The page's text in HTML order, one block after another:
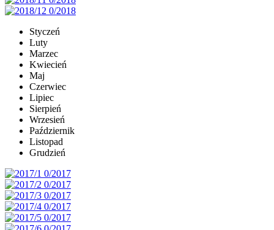
Styczeń
Luty
Marzec
Kwiecień
Maj
Czerwiec
Lipiec
Sierpień
Wrzesień
Październik
Listopad
Grudzień